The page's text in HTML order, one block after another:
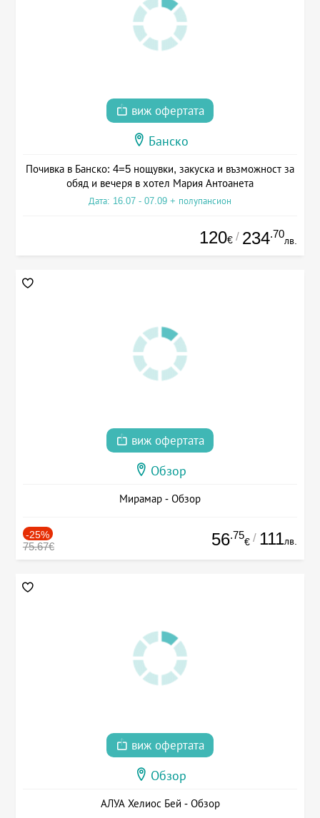
виж офертата
Банско
Почивка в Банско: 4=5 нощувки, закуска и възможност за
обяд и вечеря в хотел Мария Антоанета
Дата: 16.07 - 07.09 + полупансион
120€ / 234.70
лв.
виж офертата
Обзор
Мирамар - Обзор
-25%
75.67€ 56.75
€ / 111лв.
виж офертата
Обзор
АЛУА Хелиос Бей - Обзор